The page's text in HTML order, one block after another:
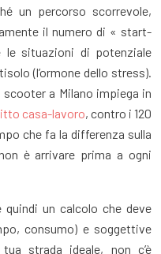
un percorso scorrevole,
il numero di « start-
le situazioni di potenziale
(l’ormone dello stress).
a Milano impiega in
casa-lavoro, contro i 120
che fa la differenza sulla
è arrivare prima a ogni
un calcolo che deve
consumo) e soggettive
strada ideale, non c’è